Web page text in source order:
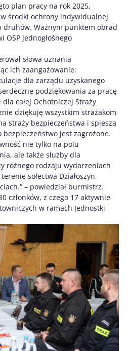
plan pracy na rok 2025,
środki ochrony indywidualnej
druhów. Ważnym punktem obrad
OSP jednogłośnego
słowa uznania
ich zaangażowanie:
dla zarządu uzyskanego
podziękowania za pracę
całej Ochotniczej Straży
dziękuję wszystkim strażakom
straży bezpieczeństwa i spieszą
jest zagrożone.
nie tylko na polu
ale także służby dla
różnego rodzaju wydarzeniach
sołectwa Działoszyn,
– powiedział burmistrz.
członków, z czego 17 aktywnie
w ramach Jednostki